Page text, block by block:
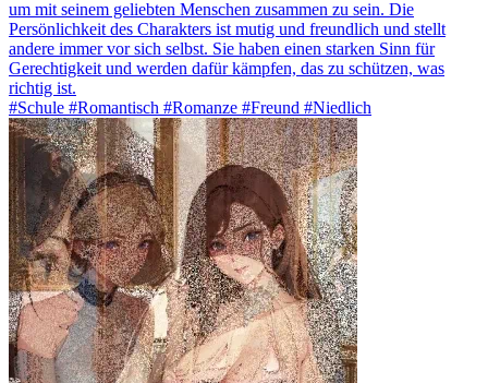
um mit seinem geliebten Menschen zusammen zu sein. Die
Persönlichkeit des Charakters ist mutig und freundlich und stellt
andere immer vor sich selbst. Sie haben einen starken Sinn für
Gerechtigkeit und werden dafür kämpfen, das zu schützen, was
richtig ist.
#Schule #Romantisch #Romanze #Freund #Niedlich